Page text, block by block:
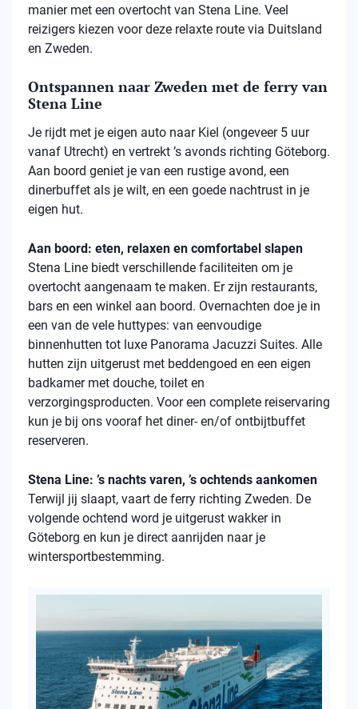
manier met een overtocht van Stena Line. Veel
reizigers kiezen voor deze relaxte route via Duitsland
en Zweden.
Ontspannen naar Zweden met de ferry van
Stena Line
Je rijdt met je eigen auto naar Kiel (ongeveer 5 uur
vanaf Utrecht) en vertrekt ’s avonds richting Göteborg.
Aan boord geniet je van een rustige avond, een
dinerbuffet als je wilt, en een goede nachtrust in je
eigen hut.
Aan boord: eten, relaxen en comfortabel slapen
Stena Line biedt verschillende faciliteiten om je
overtocht aangenaam te maken. Er zijn restaurants,
bars en een winkel aan boord. Overnachten doe je in
een van de vele huttypes: van eenvoudige
binnenhutten tot luxe Panorama Jacuzzi Suites. Alle
hutten zijn uitgerust met beddengoed en een eigen
badkamer met douche, toilet en
verzorgingsproducten. Voor een complete reiservaring
kun je bij ons vooraf het diner- en/of ontbijtbuffet
reserveren.
Stena Line: ’s nachts varen, ’s ochtends aankomen
Terwijl jij slaapt, vaart de ferry richting Zweden. De
volgende ochtend word je uitgerust wakker in
Göteborg en kun je direct aanrijden naar je
wintersportbestemming.